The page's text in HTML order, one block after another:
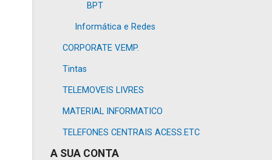
BPT
Informática e Redes
CORPORATE V.EMP.
Tintas
TELEMOVEIS LIVRES
MATERIAL INFORMATICO
TELEFONES CENTRAIS ACESS.ETC
A SUA CONTA